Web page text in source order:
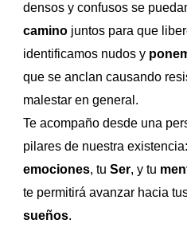
densos y confusos se
camino juntos para que
identificamos nudos y
que se anclan causando
malestar en general.
Te acompaño desde una
pilares de nuestra
emociones, tuSer, y tu
te permitirá avanzar hacia
sueños.